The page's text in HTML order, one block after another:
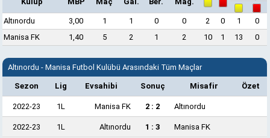
Altınordu 3,00 1 1 0 0 2 0 1
0
Manisa FK
1,40 5 2 1 2 10 1 13 0
Altınordu - Manisa Futbol Kulübü Arasındaki Tüm Maçlar
Sezon Lig Evsahibi Sonuç Misafir Özet
2022-23 1L Manisa FK 2 : 2 Altınordu
2022-23 1L Altınordu 1 : 3 Manisa FK